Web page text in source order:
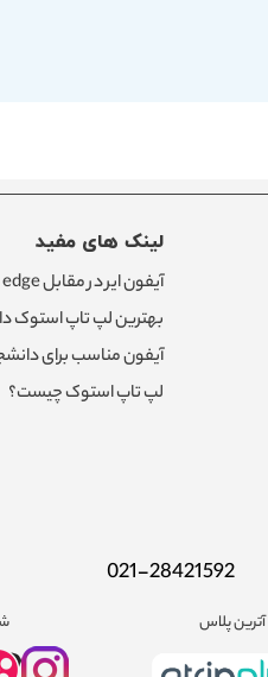
لینک های مفید
آیفون ایر در مقابل S25 edge
بهترین لپ تاپ استوک
آیفون مناسب برای
لپ تاپ استوک چیست؟
021-28421592
آترین پلاس